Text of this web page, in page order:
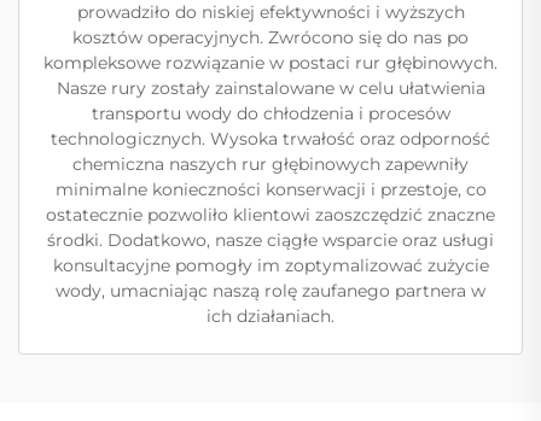
prowadziło do niskiej efektywności i wyższych
kosztów operacyjnych. Zwrócono się do nas po
kompleksowe rozwiązanie w postaci rur głębinowych.
Nasze rury zostały zainstalowane w celu ułatwienia
transportu wody do chłodzenia i procesów
technologicznych. Wysoka trwałość oraz odporność
chemiczna naszych rur głębinowych zapewniły
minimalne konieczności konserwacji i przestoje, co
ostatecznie pozwoliło klientowi zaoszczędzić znaczne
środki. Dodatkowo, nasze ciągłe wsparcie oraz usługi
konsultacyjne pomogły im zoptymalizować zużycie
wody, umacniając naszą rolę zaufanego partnera w
ich działaniach.